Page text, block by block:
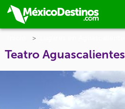
Teatro Aguascalientes